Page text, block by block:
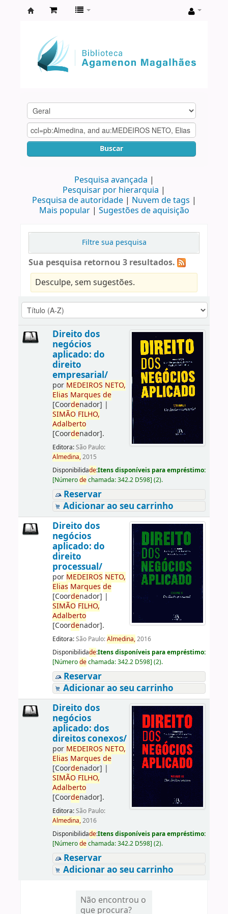
Agamenon
Magalhães
Buscar
Pesquisa avançada
Pesquisar por hierarquia
Pesquisa de autoridade
Nuvem de tags
Mais popular
Sugestões de aquisição
Filtre sua pesquisa
Sua pesquisa retornou 3 resultados.
Desculpe, sem sugestões.
Direito dos
negócios
aplicado: do
direito
empresarial/
por MEDEIROS NETO,
Elias Marques de
[Coordenador] |
SIMÃO FILHO,
Adalberto
[Coordenador].
Editora:São Paulo:
Almedina,2015
Disponibilidade:Itens disponíveis para empréstimo:
[Númerodechamada:342.2 D598] (2).
Reservar
Adicionar ao seu carrinho
Direito dos
negócios
aplicado: do
direito
processual/
por MEDEIROS NETO,
Elias Marques de
[Coordenador] |
SIMÃO FILHO,
Adalberto
[Coordenador].
Editora:São Paulo:Almedina,2016
Disponibilidade:Itens disponíveis para empréstimo:
[Númerodechamada:342.2 D598] (2).
Reservar
Adicionar ao seu carrinho
Direito dos
negócios
aplicado: dos
direitos conexos/
por MEDEIROS NETO,
Elias Marques de
[Coordenador] |
SIMÃO FILHO,
Adalberto
[Coordenador].
Editora:São Paulo:
Almedina,2016
Disponibilidade:Itens disponíveis para empréstimo:
[Númerodechamada:342.2 D598] (2).
Reservar
Adicionar ao seu carrinho
Não encontrou o
que procura?